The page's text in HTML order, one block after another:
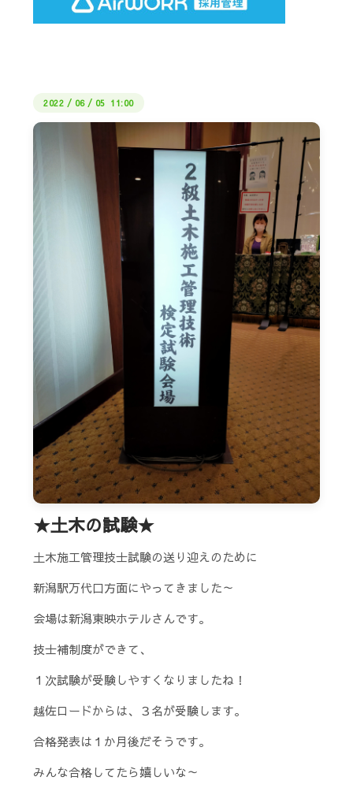
2022 / 06/ 05 11:00
★土木の試験★
土木施工管理技士試験の送り迎えのために
新潟駅万代口方面にやってきました～
会場は新潟東映ホテルさんです。
技士補制度ができて、
１次試験が受験しやすくなりましたね！
越佐ロードからは、３名が受験します。
合格発表は１か月後だそうです。
みんな合格してたら嬉しいな～